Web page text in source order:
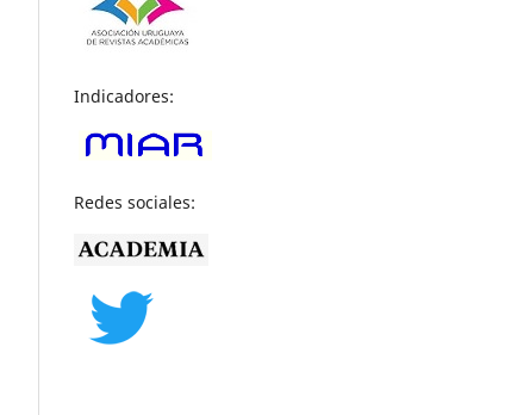
Indicadores:
Redes sociales: